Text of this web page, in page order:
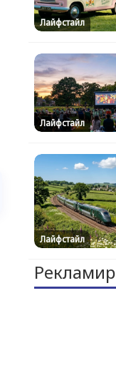
Лайфстайл
Лайфстайл
Лайфстайл